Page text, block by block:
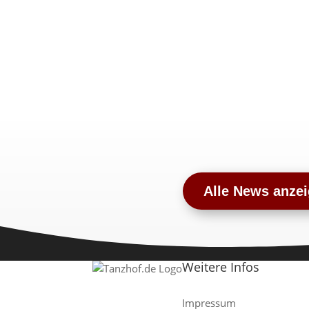
Alle News
Weitere Infos
Impressum